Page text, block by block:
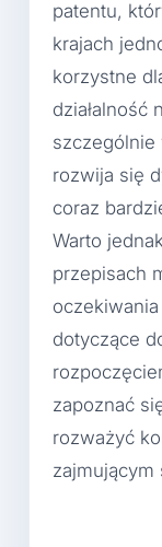
patentu,
krajach
korzystne
działalność
szczególnie
rozwija się
coraz
Warto
przepisach
dotyczące
zapoznać
rozważyć
zajmującym